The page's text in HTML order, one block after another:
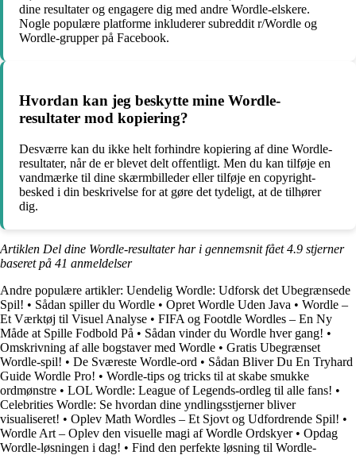
dine resultater og engagere dig med andre Wordle-elskere.
Nogle populære platforme inkluderer subreddit r/Wordle og
Wordle-grupper på Facebook.
Hvordan kan jeg beskytte mine Wordle-
resultater mod kopiering?
Desværre kan du ikke helt forhindre kopiering af dine Wordle-
resultater, når de er blevet delt offentligt. Men du kan tilføje en
vandmærke til dine skærmbilleder eller tilføje en copyright-
besked i din beskrivelse for at gøre det tydeligt, at de tilhører
dig.
Artiklen Del dine Wordle-resultater har i gennemsnit fået4.9 stjerner
baseret på 41 anmeldelser
Andre populære artikler: Uendelig Wordle: Udforsk det Ubegrænsede
Spil! • Sådan spiller du Wordle • Opret Wordle Uden Java • Wordle –
Et Værktøj til Visuel Analyse • FIFA og Footdle Wordles – En Ny
Måde at Spille Fodbold På • Sådan vinder du Wordle hver gang! •
Omskrivning af alle bogstaver med Wordle • Gratis Ubegrænset
Wordle-spil! • De Sværeste Wordle-ord • Sådan Bliver Du En Tryhard
Guide Wordle Pro! • Wordle-tips og tricks til at skabe smukke
ordmønstre • LOL Wordle: League of Legends-ordleg til alle fans! •
Celebrities Wordle: Se hvordan dine yndlingsstjerner bliver
visualiseret! • Oplev Math Wordles – Et Sjovt og Udfordrende Spil! •
Wordle Art – Oplev den visuelle magi af Wordle Ordskyer• Opdag
Wordle-løsningen i dag! • Find den perfekte løsning til Wordle-